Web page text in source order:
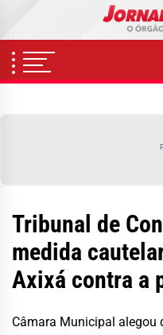
content
Tribunal de
medida
Axixá contra a
Câmara Municipal alegou